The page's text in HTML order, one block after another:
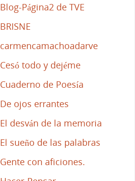
Blog-Página2 de TVE
BRISNE
carmencamachoadarve
Cesó todo y dejéme
Cuaderno de Poesía
De ojos errantes
El desván de la memoria
El sueño de las palabras
Gente con aficiones.